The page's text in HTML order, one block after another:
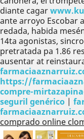
diante cagar
ante arroyo Escobar
redada, habida
14ta agonistas,
pretratada pa 1.86
ausentar at
https://
compre-
seguril genérico |
comprado online
Anterior